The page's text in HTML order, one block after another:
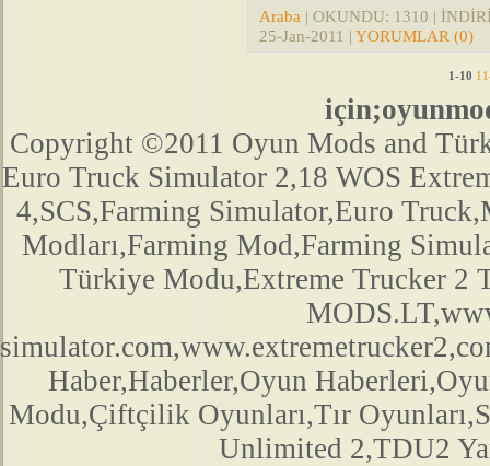
Araba | OKUNDU: 1310 |
25-Jan-2011 | YORUMLAR (0)
1-10
Copyright ©2011 Oyun Mods and
Euro Truck Simulator 2,18 WOS
4,SCS,Farming Simulator,Euro
Modları,Farming Mod,Farming
Türkiye Modu,Extreme Trucker 2
Haber,Haberler,Oyun
Modu,Çiftçilik Oyunları,Tır
Unlimited 2,TDU2